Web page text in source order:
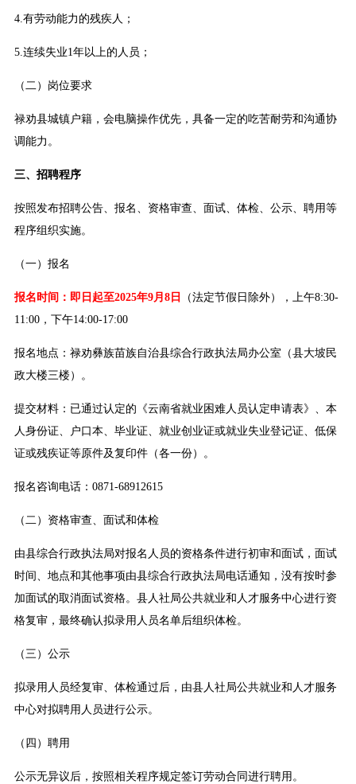
4.有劳动能力的残疾人；
5.连续失业1年以上的人员；
（二）岗位要求
禄劝县城镇户籍，会电脑操作优先，具备一定的吃苦耐劳和沟通协
调能力。
三、招聘程序
按照发布招聘公告、报名、资格审查、面试、体检、公示、聘用等
程序组织实施。
（一）报名
报名时间：即日起至2025年9月8日
（法定节假日除外），上午8:30-
11:00，下午14:00-17:00
报名地点：禄劝彝族苗族自治县综合行政执法局办公室（县大坡民
政大楼三楼）。
提交材料：已通过认定的《云南省就业困难人员认定申请表》、本
人身份证、户口本、毕业证、就业创业证或就业失业登记证、低保
证或残疾证等原件及复印件（各一份）。
报名咨询电话：0871-68912615
（二）资格审查、面试和体检
由县综合行政执法局对报名人员的资格条件进行初审和面试，面试
时间、地点和其他事项由县综合行政执法局电话通知，没有按时参
加面试的取消面试资格。县人社局公共就业和人才服务中心进行资
格复审，最终确认拟录用人员名单后组织体检。
（三）公示
拟录用人员经复审、体检通过后，由县人社局公共就业和人才服务
中心对拟聘用人员进行公示。
（四）聘用
公示无异议后，按照相关程序规定签订劳动合同进行聘用。